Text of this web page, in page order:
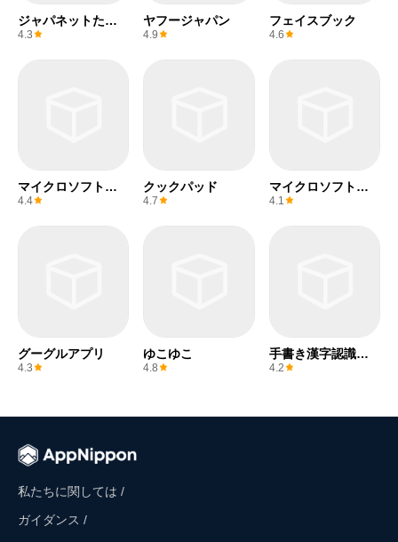
ジャパネットたか
た
4.3
ヤフージャパン
4.9
フェイスブック
4.6
マイクロソフトエ
クセル
4.4
クックパッド
4.7
マイクロソフトワ
ード
4.1
グーグルアプリ
4.3
ゆこゆこ
4.8
手書き漢字認識辞
書
4.2
私たちに関しては /
ガイダンス /